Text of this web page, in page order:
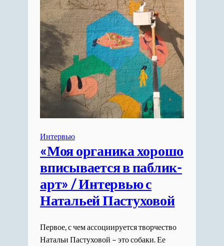
Интервью
«Моя органика хорошо
вписывается в паблик-
арт» / Интервью с
Натальей Пастуховой
Первое, с чем ассоциируется творчество
Натальи Пастуховой – это собаки. Ее